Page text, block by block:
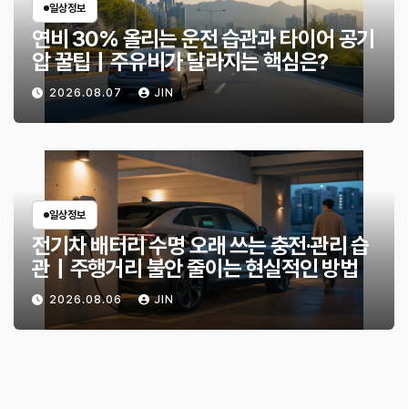
일상정보
연비 30% 올리는 운전 습관과 타이어 공기
압 꿀팁｜주유비가 달라지는 핵심은?
2026.08.07 JIN
일상정보
전기차 배터리 수명 오래 쓰는 충전·관리 습
관｜주행거리 불안 줄이는 현실적인 방법
2026.08.06 JIN